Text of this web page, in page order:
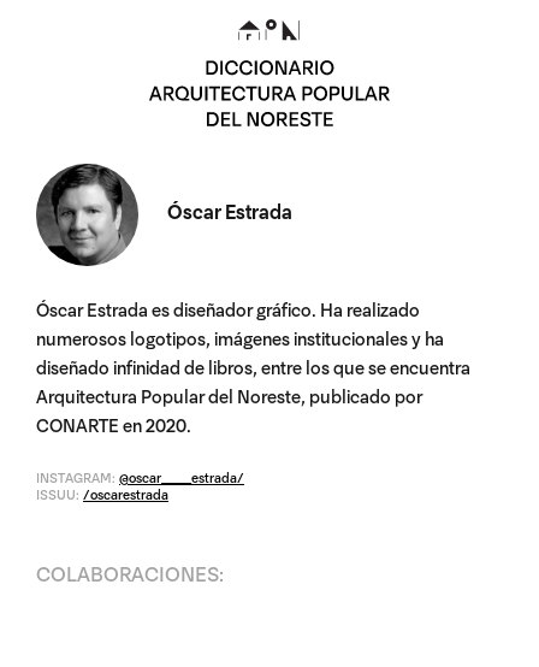
Óscar Estrada
Óscar Estrada es diseñador gráfico. Ha realizado
numerosos logotipos, imágenes institucionales y ha
diseñado infinidad de libros, entre los que se encuentra
Arquitectura Popular del Noreste, publicado por
CONARTE en 2020.
INSTAGRAM: @oscar_____estrada/
ISSUU: /oscarestrada
COLABORACIONES: